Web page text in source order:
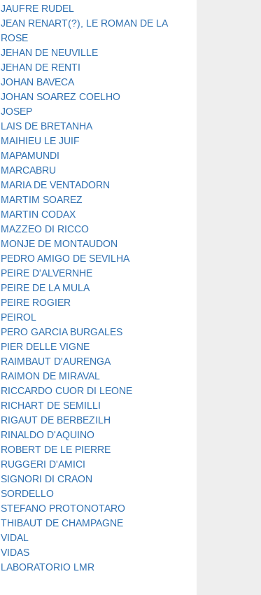
JAUFRE RUDEL
JEAN RENART(?), LE ROMAN DE LA
ROSE
JEHAN DE NEUVILLE
JEHAN DE RENTI
JOHAN BAVECA
JOHAN SOAREZ COELHO
JOSEP
LAIS DE BRETANHA
MAIHIEU LE JUIF
MAPAMUNDI
MARCABRU
MARIA DE VENTADORN
MARTIM SOAREZ
MARTIN CODAX
MAZZEO DI RICCO
MONJE DE MONTAUDON
PEDRO AMIGO DE SEVILHA
PEIRE D'ALVERNHE
PEIRE DE LA MULA
PEIRE ROGIER
PEIROL
PERO GARCIA BURGALES
PIER DELLE VIGNE
RAIMBAUT D'AURENGA
RAIMON DE MIRAVAL
RICCARDO CUOR DI LEONE
RICHART DE SEMILLI
RIGAUT DE BERBEZILH
RINALDO D'AQUINO
ROBERT DE LE PIERRE
RUGGERI D'AMICI
SIGNORI DI CRAON
SORDELLO
STEFANO PROTONOTARO
THIBAUT DE CHAMPAGNE
VIDAL
VIDAS
LABORATORIO LMR